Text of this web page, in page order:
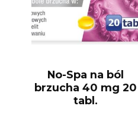
No-Spa na ból
brzucha 40 mg 20
tabl.